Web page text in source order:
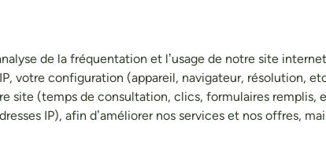
de la fréquentation et l’usage de notre site
votre configuration (appareil, navigateur, résolution,
site (temps de consultation, clics, formulaires remplis,
IP), afin d’améliorer nos services et nos offres,